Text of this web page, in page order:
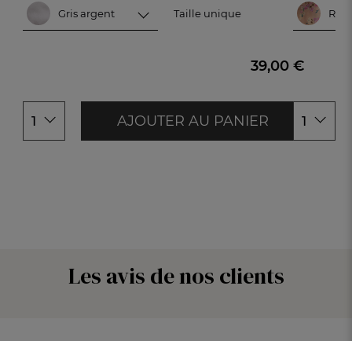
Gris argent
Gris argent
Rose
Taille unique
39,00 €
1 AJOUTER AU PANIER 1
Les avis de nos clients